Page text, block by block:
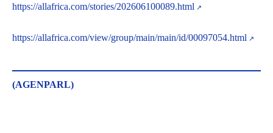
https://allafrica.com/stories/202606100089.html
https://allafrica.com/view/group/main/main/id/00097054.html
(AGENPARL)